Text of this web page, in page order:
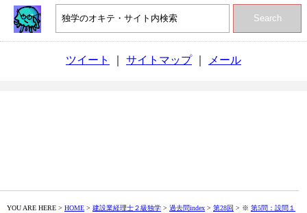
Search
ツイート サイトマップ｜ メール
YOU ARE HERE > HOME > 建設業経理士２級独学 > 過去問index > 第28回 > ※ 第5問：設問１